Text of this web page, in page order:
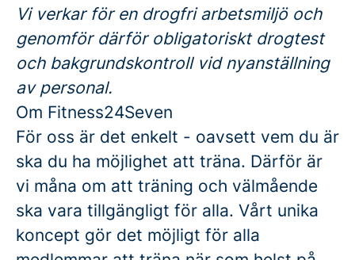
Vi verkar för en drogfri arbetsmiljö och
genomför därför obligatoriskt drogtest
och bakgrundskontroll vid nyanställning
av personal.
Om Fitness24Seven
För oss är det enkelt - oavsett vem du är
ska du ha möjlighet att träna. Därför är
vi måna om att träning och välmående
ska vara tillgängligt för alla. Vårt unika
koncept gör det möjligt för alla